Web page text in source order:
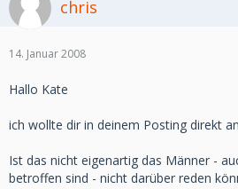
chris
14. Januar 2008
Hallo Kate
ich wollte dir in deinem Posting direkt
Ist das nicht eigenartig das Männer -
betroffen sind - nicht darüber reden